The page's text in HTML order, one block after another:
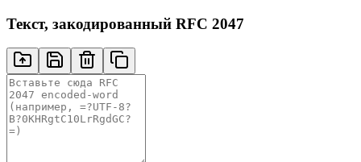
Текст, закодированный RFC 2047